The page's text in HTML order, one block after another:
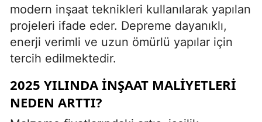
modern inşaat teknikleri kullanılarak yapılan
projeleri ifade eder. Depreme dayanıklı,
enerji verimli ve uzun ömürlü yapılar için
tercih edilmektedir.
2025 YILINDA INŞAAT MALIYETLERI
NEDEN ARTTI?